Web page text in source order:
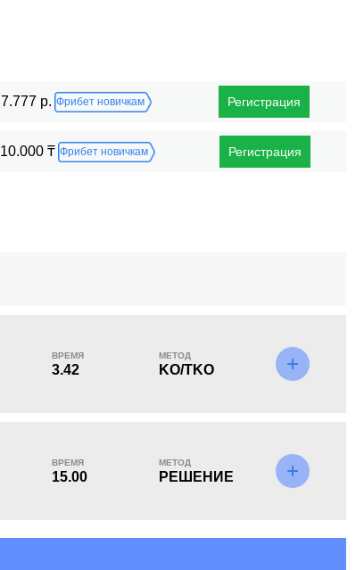
Поражения
7.777 р. Фрибет новичкам Регистрация
10.000 ₸ Фрибет новичкам Регистрация
ВРЕМЯ
3.42
МЕТОД
KO/TKO
ВРЕМЯ
15.00
МЕТОД
РЕШЕНИЕ